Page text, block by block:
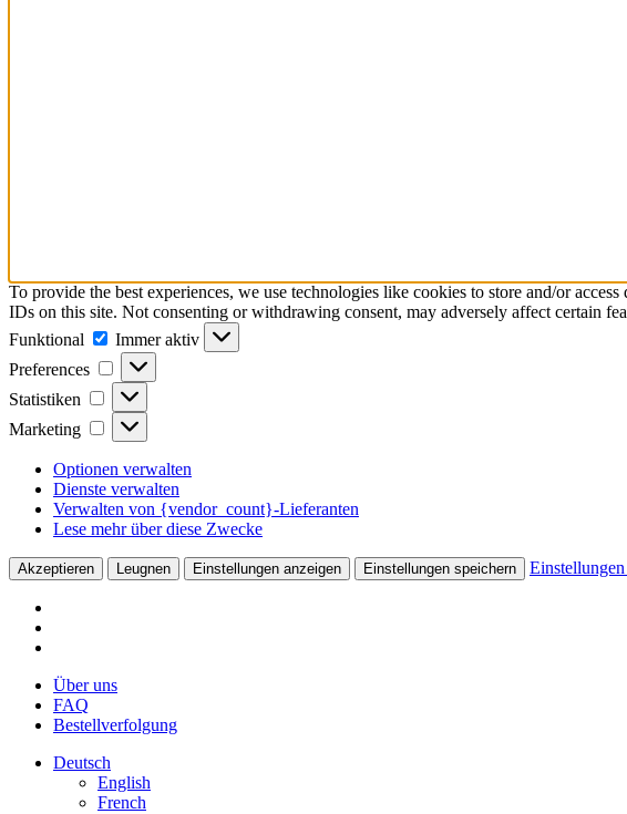
To provide the best experiences, we use technologies like cookies to store and/or
IDs on this site. Not consenting or withdrawing consent, may adversely affect certain
Funktional
Funktional
Immer aktiv
Preferences
Preferences
Statistiken Statistiken
Marketing Marketing
Optionen verwalten
Dienste verwalten
Verwalten von {vendor_count}-Lieferanten
Lese mehr über diese Zwecke
Akzeptieren Leugnen Einstellungen anzeigen Einstellungen speichern
Über uns
FAQ
Bestellverfolgung
Deutsch
English
French